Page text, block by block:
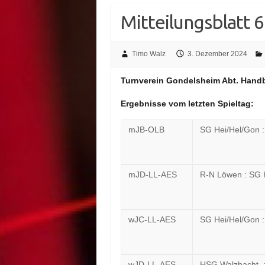
Mitteilungsblatt
Timo Walz 3. Dezember 2024
Turnverein Gondelsheim Abt.
Ergebnisse vom letzten Spieltag:
mJB-OLB SG Hei/Hel/Gon
mJD-LL-AES R-N Löwen : SG
wJC-LL-AES SG Hei/Hel/Gon